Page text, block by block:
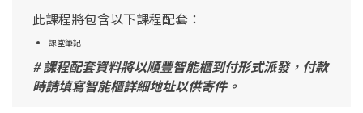
此課程將包含以下課程配套：
課堂筆記
# 課程配套資料將以順豐智能櫃到付形式派發，付款
時請填寫智能櫃詳細地址以供寄件。